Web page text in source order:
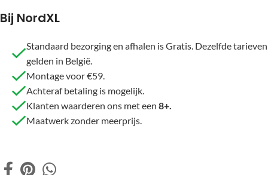
Bij NordXL
Standaard bezorging en afhalen is Gratis. Dezelfde tarieven
gelden in België.
Montage voor €59.
Achteraf betaling is mogelijk.
Klanten waarderen ons met een 8+.
Maatwerk zonder meerprijs.